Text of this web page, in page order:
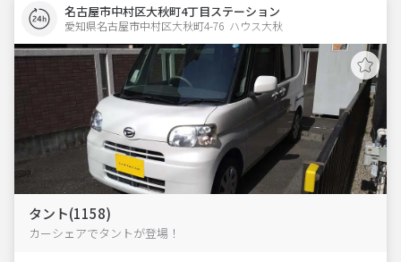
名古屋市中村区大秋町4丁目ステーション
愛知県名古屋市中村区大秋町4-76  ハウス大秋
タント(1158)
カーシェアでタントが登場！